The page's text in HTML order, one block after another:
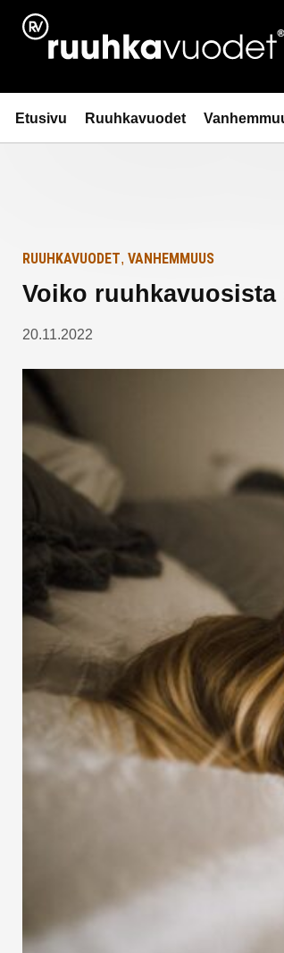
Siirry
sisältöön
Ruuhkavuodet.fi
Etusivu Ruuhkavuodet
Etusivulle
RUUHKAVUODET, VANHEMMUUS
Voiko
20.11.2022